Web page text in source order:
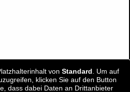
von Standard. Um auf
klicken Sie auf den Button
dass dabei Daten an Drittanbieter